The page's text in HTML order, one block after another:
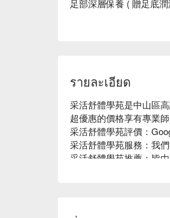
足部深層保養 ( 贈足底
รายละเอียด
采活舒體學苑是中山區
超優惠的價格享有專業師
采活舒體學苑評價：
采活舒體學苑服務：我
采活舒體學苑推薦：皆